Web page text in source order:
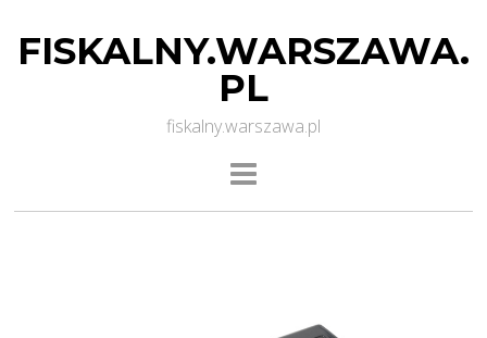
FISKALNY.WARSZAWA.
PL
fiskalny.warszawa.pl